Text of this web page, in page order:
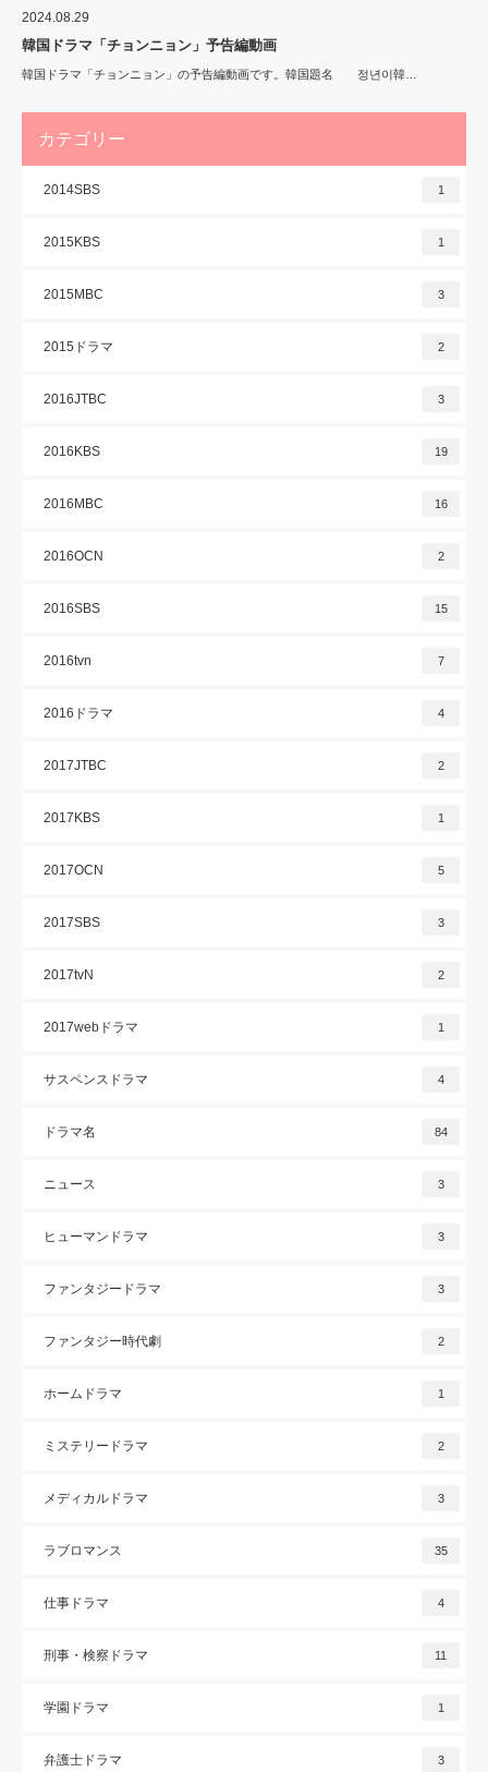
2024.08.29
韓国ドラマ「チョンニョン」予告編動画
韓国ドラマ「チョンニョン」の予告編動画です。韓国題名 정년이韓…
カテゴリー
2014SBS 1
2015KBS 1
2015MBC 3
2015ドラマ 2
2016JTBC 3
2016KBS 19
2016MBC 16
2016OCN 2
2016SBS 15
2016tvn 7
2016ドラマ 4
2017JTBC 2
2017KBS 1
2017OCN 5
2017SBS 3
2017tvN 2
2017webドラマ 1
サスペンスドラマ 4
ドラマ名 84
ニュース 3
ヒューマンドラマ 3
ファンタジードラマ 3
ファンタジー時代劇 2
ホームドラマ 1
ミステリードラマ 2
メディカルドラマ 3
ラブロマンス 35
仕事ドラマ 4
刑事・検察ドラマ 11
学園ドラマ 1
弁護士ドラマ 3